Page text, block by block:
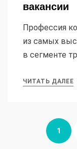
вакансии
Профессия
из самых
в сегменте
ЧИТАТЬ ДАЛЕЕ
Пагинация
записей
1